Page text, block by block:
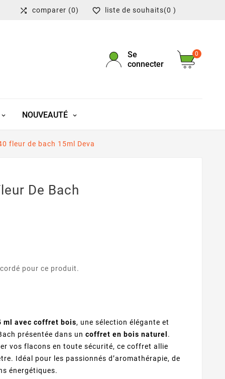
 comparer (0)  liste de souhaits(0 )
Se
connecter
0
NOUVEAUTÉ
fleur de bach 15ml Deva
De Bach
pour ce produit.
ml avec coffret bois, une sélection élégante et
présentée dans un coffret en bois naturel .
vos flacons en toute sécurité, ce coffret allie
Idéal pour les passionnés d’aromathérapie, de
énergétiques.